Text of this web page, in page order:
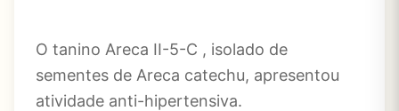
O tanino Areca II-5-C , isolado de
sementes de Areca catechu, apresentou
atividade anti-hipertensiva.